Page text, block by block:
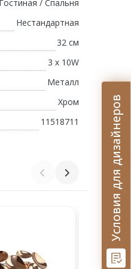
Гостиная / Спальня
Нестандартная
32 см
3 х 10W
Металл
Хром
11518711
Условия для дизайнеров